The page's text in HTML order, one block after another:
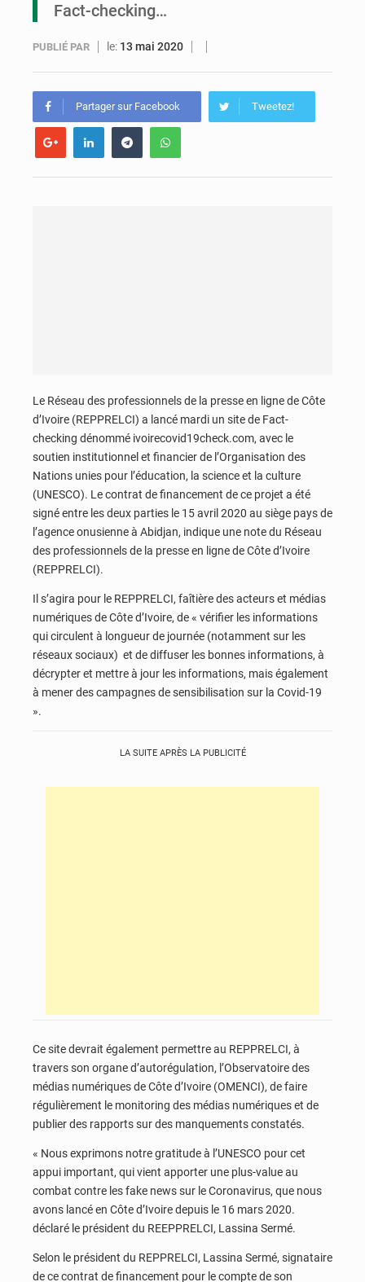
Fact-checking…
PUBLIÉ PAR le: 13 mai 2020
Partager sur Facebook Tweetez!
Le Réseau des professionnels de la presse en ligne de Côte
d’Ivoire (REPPRELCI) a lancé mardi un site de Fact-
checking dénommé ivoirecovid19check.com, avec le
soutien institutionnel et financier de l’Organisation des
Nations unies pour l’éducation, la science et la culture
(UNESCO). Le contrat de financement de ce projet a été
signé entre les deux parties le 15 avril 2020 au siège pays de
l’agence onusienne à Abidjan, indique une note du Réseau
des professionnels de la presse en ligne de Côte d’Ivoire
(REPPRELCI).
Il s’agira pour le REPPRELCI, faîtière des acteurs et médias
numériques de Côte d’Ivoire, de « vérifier les informations
qui circulent à longueur de journée (notamment sur les
réseaux sociaux) et de diffuser les bonnes informations, à
décrypter et mettre à jour les informations, mais également
à mener des campagnes de sensibilisation sur la Covid-19
».
LA SUITE APRÈS LA PUBLICITÉ
Ce site devrait également permettre au REPPRELCI, à
travers son organe d’autorégulation, l’Observatoire des
médias numériques de Côte d’Ivoire (OMENCI), de faire
régulièrement le monitoring des médias numériques et de
publier des rapports sur des manquements constatés.
« Nous exprimons notre gratitude à l’UNESCO pour cet
appui important, qui vient apporter une plus-value au
combat contre les fake news sur le Coronavirus, que nous
avons lancé en Côte d’Ivoire depuis le 16 mars 2020.
déclaré le président du REEPPRELCI, Lassina Sermé.
Selon le président du REPPRELCI, Lassina Sermé, signataire
de ce contrat de financement pour le compte de son